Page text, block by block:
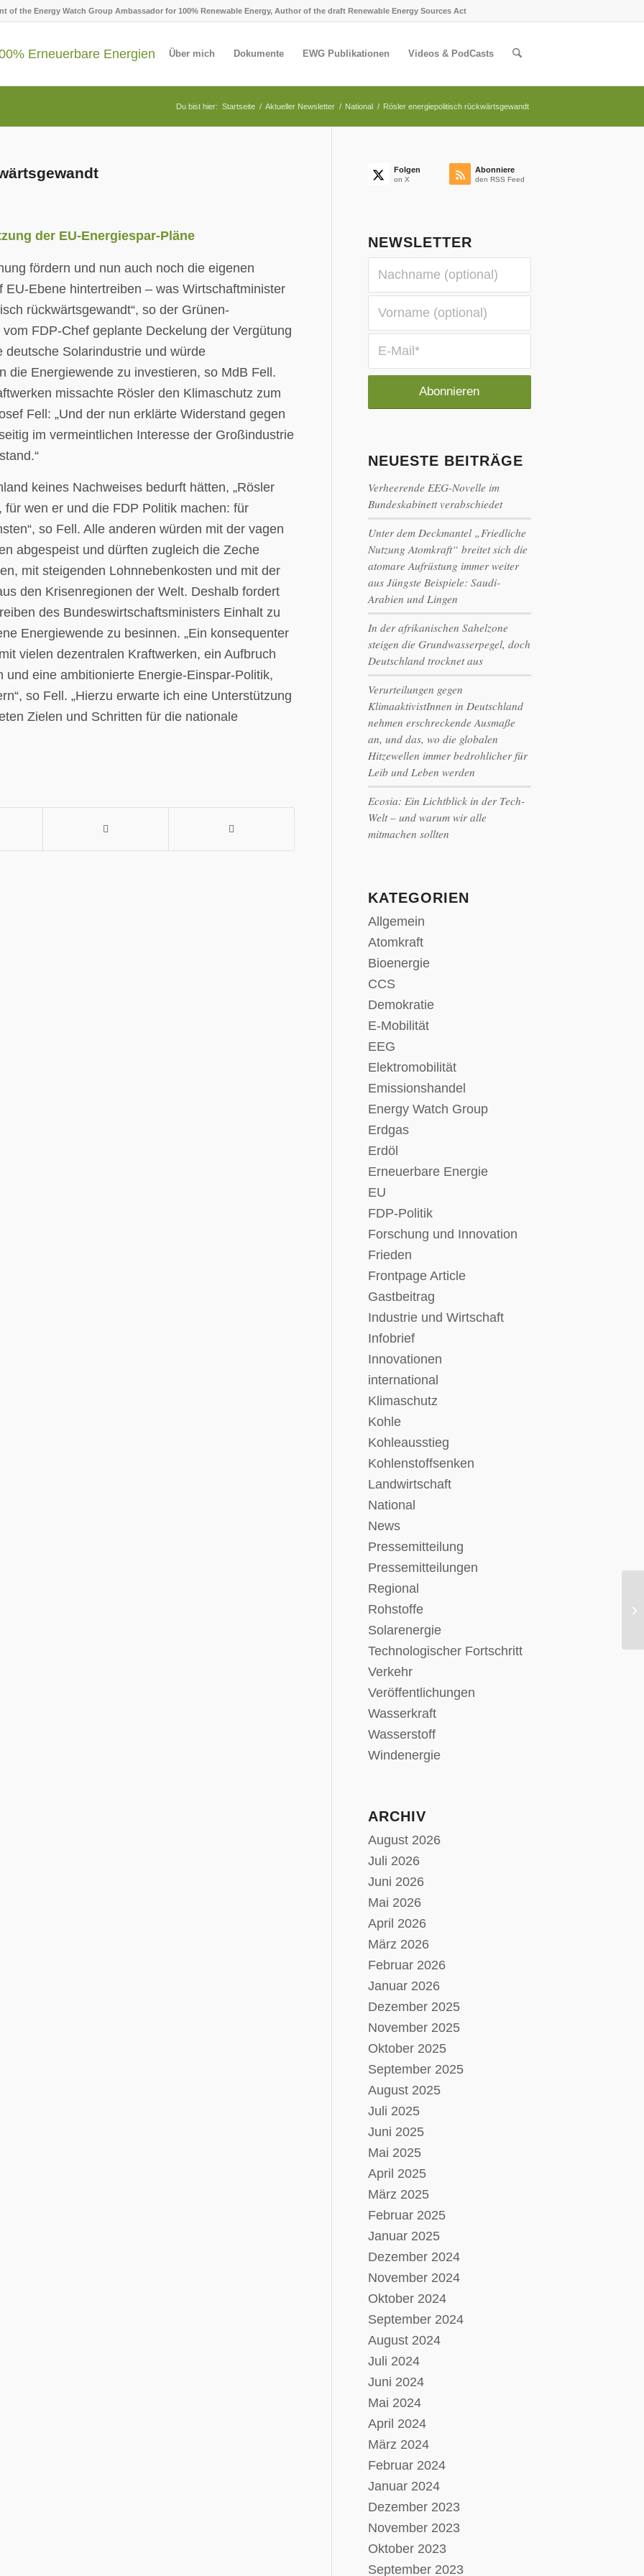
of the Energy Watch Group Ambassador for 100% Renewable Energy, Author of the draft Renewable Energy Sources Act
Über mich Dokumente EWG Publikationen Videos & PodCasts
Du bist hier: Startseite / Aktueller Newsletter / National / Rösler energiepolitisch rückwärtsgewandt
der EU-Energiespar-Pläne
fördern und nun auch noch die eigenen
Ebene hintertreiben – was Wirtschaftminister
rückwärtsgewandt“, so der Grünen-
FDP-Chef geplante Deckelung der Vergütung
Solarindustrie und würde
die Energiewende zu investieren, so MdB Fell.
missachte Rösler den Klimaschutz zum
Fell: „Und der nun erklärte Widerstand gegen
im vermeintlichen Interesse der Großindustrie
keines Nachweises bedurft hätten, „Rösler
wen er und die FDP Politik machen: für
so Fell. Alle anderen würden mit der vagen
abgespeist und dürften zugleich die Zeche
mit steigenden Lohnnebenkosten und mit der
den Krisenregionen der Welt. Deshalb fordert
des Bundeswirtschaftsministers Einhalt zu
Energiewende zu besinnen. „Ein konsequenter
vielen dezentralen Kraftwerken, ein Aufbruch
eine ambitionierte Energie-Einspar-Politik,
so Fell. „Hierzu erwarte ich eine Unterstützung
Zielen und Schritten für die nationale
Folgen
on X
Abonniere
den RSS Feed
NEWSLETTER
NEUESTE BEITRÄGE
Verheerende EEG-Novelle im
Bundeskabinett verabschiedet
Unter dem Deckmantel „Friedliche
Nutzung Atomkraft“ breitet sich die
atomare Aufrüstung immer weiter
aus Jüngste Beispiele: Saudi-
Arabien und Lingen
In der afrikanischen Sahelzone
steigen die Grundwasserpegel, doch
Deutschland trocknet aus
Verurteilungen gegen
KlimaaktivistInnen in Deutschland
nehmen erschreckende Ausmaße
an, und das, wo die globalen
Hitzewellen immer bedrohlicher für
Leib und Leben werden
Ecosia: Ein Lichtblick in der Tech-
Welt – und warum wir alle
mitmachen sollten
KATEGORIEN
Allgemein
Atomkraft
Bioenergie
CCS
Demokratie
E-Mobilität
EEG
Elektromobilität
Emissionshandel
Energy Watch Group
Erdgas
Erdöl
Erneuerbare Energie
EU
FDP-Politik
Forschung und Innovation
Frieden
Frontpage Article
Gastbeitrag
Industrie und Wirtschaft
Infobrief
Innovationen
international
Klimaschutz
Kohle
Kohleausstieg
Kohlenstoffsenken
Landwirtschaft
National
News
Pressemitteilung
Pressemitteilungen
Regional
Rohstoffe
Solarenergie
Technologischer Fortschritt
Verkehr
Veröffentlichungen
Wasserkraft
Wasserstoff
Windenergie
ARCHIV
August 2026
Juli 2026
Juni 2026
Mai 2026
April 2026
März 2026
Februar 2026
Januar 2026
Dezember 2025
November 2025
Oktober 2025
September 2025
August 2025
Juli 2025
Juni 2025
Mai 2025
April 2025
März 2025
Februar 2025
Januar 2025
Dezember 2024
November 2024
Oktober 2024
September 2024
August 2024
Juli 2024
Juni 2024
Mai 2024
April 2024
März 2024
Februar 2024
Januar 2024
Dezember 2023
November 2023
Oktober 2023
September 2023